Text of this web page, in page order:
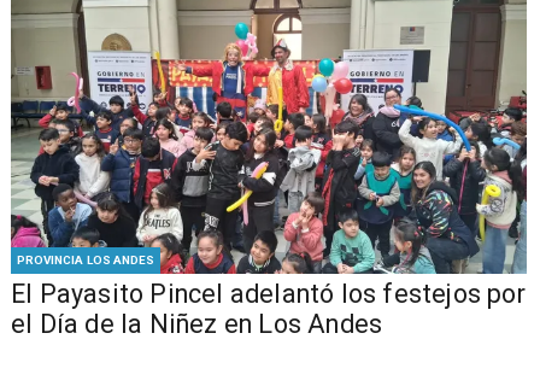
PROVINCIA LOS ANDES
El Payasito Pincel adelantó los festejos por
el Día de la Niñez en Los Andes